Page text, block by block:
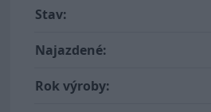
Stav:
Najazdené:
Rok výroby: